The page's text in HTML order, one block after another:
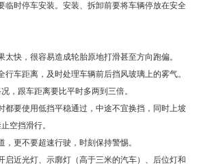
临时停车安装。安装、拆卸前要将车辆停放在安全
太快，很容易造成轮胎原地打滑甚至方向跑偏。
行车距离，及时处理车辆前后挡风玻璃上的雾气。
，跟车距离要比平时多两到三倍。
都要使用低挡平稳通过，中途不宜换挡，同时上坡
空挡滑行。
更不要超速行驶，时刻保持警惕。
启近光灯、示廓灯（高于三米的汽车）、后位灯和